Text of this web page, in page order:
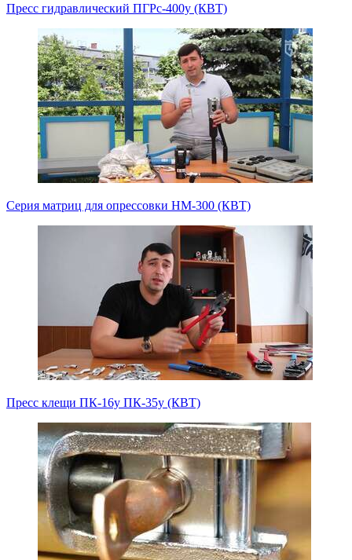
Пресс гидравлический ПГРс-400у (КВТ)
Серия матриц для опрессовки НМ-300 (КВТ)
Пресс клещи ПК-16у ПК-35у (КВТ)